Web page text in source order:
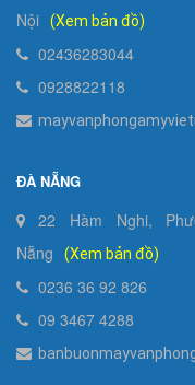
Nội
(Xem bản đồ)
02436283044
0928822118
ĐÀ NẴNG
22 Hàm Nghi,
Nẵng
(Xem bản đồ)
0236 36 92 826
09 3467 4288